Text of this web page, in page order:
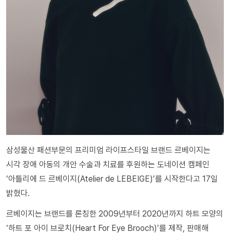
삼성물산 패션부문의 프리미엄 라이프스타일 브랜드 르베이지는
시각 장애 아동의 개안 수술과 치료를 후원하는 도네이션 캠페인
‘아틀리에 드 르베이지(Atelier de LEBEIGE)’를 시작한다고 17일
밝혔다.
르베이지는 브랜드를 론칭한 2009년부터 2020년까지 하트 모양의
‘하트 포 아이 브로치(Heart For Eye Brooch)’를 제작, 판매해